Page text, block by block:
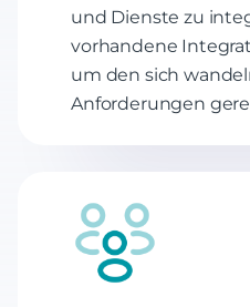
und Dienste zu
vorhandene
um den sich
Anforderungen